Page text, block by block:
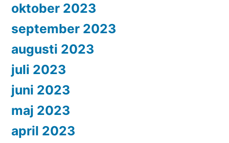
oktober 2023
september 2023
augusti 2023
juli 2023
juni 2023
maj 2023
april 2023